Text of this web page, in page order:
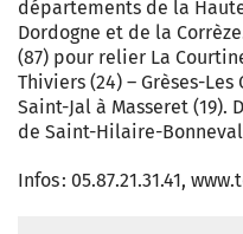
départements de la
Dordogne et de la
(87) pour relier La
Thiviers (24) – Grèses-
Saint-Jal à Masseret (19).
de Saint-Hilaire-
Infos : 05.87.21.31.41,